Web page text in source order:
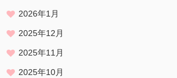
2026年1月
2025年12月
2025年11月
2025年10月